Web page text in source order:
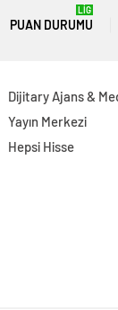
PUAN DURUMU
LİG
Dijitary Ajans &
Yayın Merkezi
Hepsi Hisse